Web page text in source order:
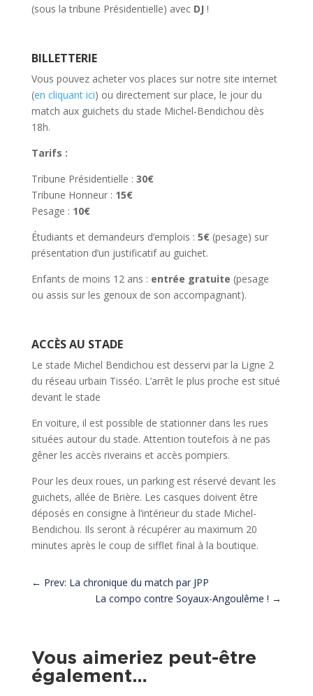
(sous la tribune Présidentielle) avec DJ !
BILLETTERIE
Vous pouvez acheter vos places sur notre site internet
(en cliquant ici) ou directement sur place, le jour du
match aux guichets du stade Michel-Bendichou dès
18h.
Tarifs :
Tribune Présidentielle : 30€
Tribune Honneur : 15€
Pesage : 10€
Étudiants et demandeurs d’emplois : 5€(pesage) sur
présentation d’un justificatif au guichet.
Enfants de moins 12 ans : entrée gratuite (pesage
ou assis sur les genoux de son accompagnant).
ACCÈS AU STADE
Le stade Michel Bendichou est desservi par la Ligne 2
du réseau urbain Tisséo. L’arrêt le plus proche est situé
devant le stade
En voiture, il est possible de stationner dans les rues
situées autour du stade. Attention toutefois à ne pas
gêner les accès riverains et accès pompiers.
Pour les deux roues, un parking est réservé devant les
guichets, allée de Brière. Les casques doivent être
déposés en consigne à l’intérieur du stade Michel-
Bendichou. Ils seront à récupérer au maximum 20
minutes après le coup de sifflet final à la boutique.
← Prev: La chronique du match par JPP
La compo contre Soyaux-Angoulême ! →
Vous aimeriez peut-être
également…